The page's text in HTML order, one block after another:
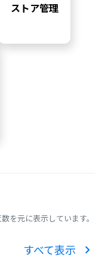
ストア管理
を元に表示しています。
すべて表示 chevron_right